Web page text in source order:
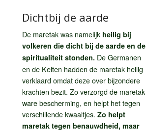
Dichtbij de aarde
De maretak was namelijk heilig bij
volkeren die dicht bij de aarde en de
spiritualiteit stonden. De Germanen
en de Kelten hadden de maretak heilig
verklaard omdat deze over bijzondere
krachten bezit. Zo verzorgd de maretak
ware bescherming, en helpt het tegen
verschillende kwaaltjes. Zo helpt
maretak tegen benauwdheid, maar